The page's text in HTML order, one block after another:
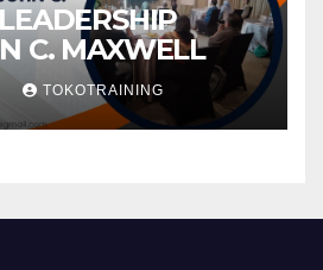
C. MAXWELL
TOKOTRAINING